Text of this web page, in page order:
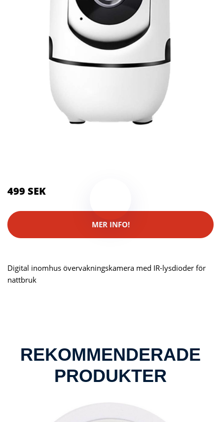
499 SEK
MER INFO!
Digital inomhus övervakningskamera med IR-lysdioder för
nattbruk
REKOMMENDERADE
PRODUKTER